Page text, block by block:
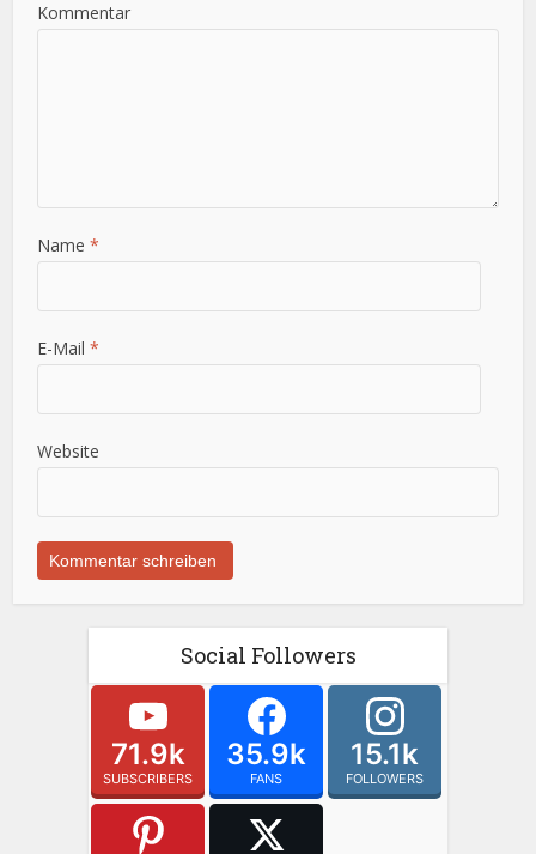
Kommentar
Name*
E-Mail*
Website
Social Followers
71.9k
SUBSCRIBERS
35.9k
FANS
15.1k
FOLLOWERS